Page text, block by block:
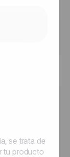
se trata de
tu producto